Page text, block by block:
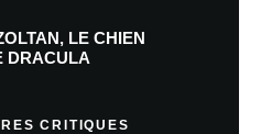
commentaires par e-mail.
par e-mail.
LE CHIEN
DRACULA
CRITIQUES